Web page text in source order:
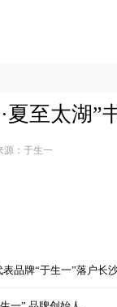
夏至太湖”
源：于生一
品牌“于生一”落户长